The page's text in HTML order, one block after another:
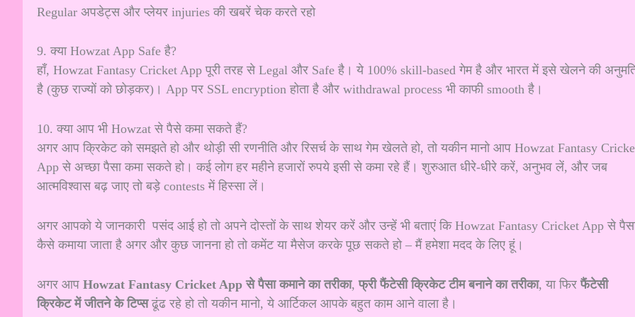
Regular अपडेट्स और प्लेयर injuries की खबरें चेक करते रहो
9. क्या Howzat App Safe है?
हाँ, Howzat Fantasy Cricket App पूरी तरह से Legal और Safe है। ये 100% skill-based गेम है और भारत में इसे खेलने की
है (कुछ राज्यों को छोड़कर)। App पर SSL encryption होता है और withdrawal process भी काफी smooth है।
10. क्या आप भी Howzat से पैसे कमा सकते हैं?
अगर आप क्रिकेट को समझते हो और थोड़ी सी रणनीति और रिसर्च के साथ गेम खेलते हो, तो यकीन मानो आप Howzat Fantasy
App से अच्छा पैसा कमा सकते हो। कई लोग हर महीने हजारों रुपये इसी से कमा रहे हैं। शुरुआत धीरे-धीरे करें, अनुभव लें, और जब
आत्मविश्वास बढ़ जाए तो बड़े contests में हिस्सा लें।
अगर आपको ये जानकारी पसंद आई हो तो अपने दोस्तों के साथ शेयर करें और उन्हें भी बताएं कि Howzat Fantasy Cricket App से
कैसे कमाया जाता है अगर और कुछ जानना हो तो कमेंट या मैसेज करके पूछ सकते हो – मैं हमेशा मदद के लिए हूं।
अगर आप Howzat Fantasy Cricket App से पैसा कमाने का तरीका,फ्री फैंटेसी क्रिकेट टीम बनाने का तरीका, या फिरफैंटेसी
क्रिकेट में जीतने के टिप्सढूंढ रहे हो तो यकीन मानो, ये आर्टिकल आपके बहुत काम आने वाला है।